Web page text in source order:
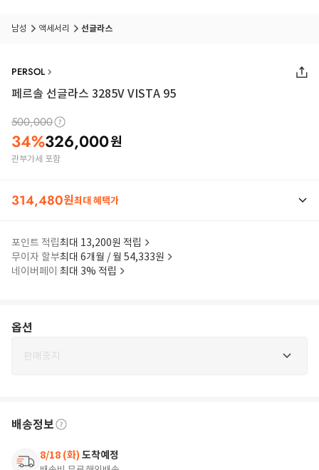
남성 액세서리 선글라스
PERSOL
페르솔 선글라스 3285V VISTA 95
500,000
34%326,000원
관부가세 포함
314,480원최대 혜택가
포인트 적립최대 13,200원 적립
무이자 할부최대 6개월 / 월 54,333원
네이버페이 최대 3% 적립
옵션
판매중지
배송정보
8/18 (화) 도착예정